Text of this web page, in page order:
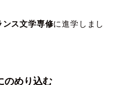
ンス文学専修に進学しまし
のめり込む